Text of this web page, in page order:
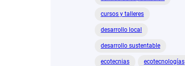
cursos y talleres
desarrollo local
desarrollo sustentable
ecotecnias ecotecnologías